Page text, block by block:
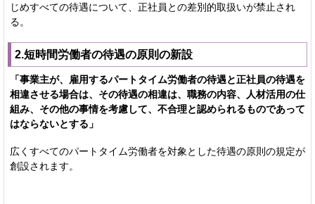
じめすべての待遇について、正社員との差別的取扱いが禁止され
る。
2.短時間労働者の待遇の原則の新設
「事業主が、雇用するパートタイム労働者の待遇と正社員の待遇を
相違させる場合は、その待遇の相違は、職務の内容、人材活用の仕
組み、その他の事情を考慮して、不合理と認められるものであって
はならないとする」
広くすべてのパートタイム労働者を対象とした待遇の原則の規定が
創設されます。